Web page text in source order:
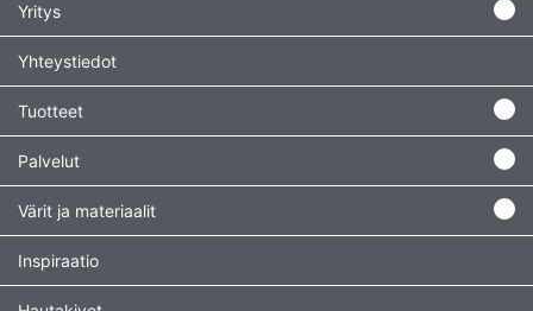
Yritys
Yhteystiedot
Tuotteet
Palvelut
Värit ja materiaalit
Inspiraatio